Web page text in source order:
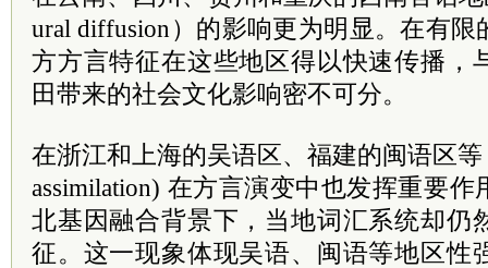
ural diffusion）的影响更为明显。在有
方方言特征在这些地区得以快速传播，
田带来的社会文化影响密不可分。
在浙江和上海的吴语区、福建的闽语区等
assimilation) 在方言演变中也发挥重要
北基因融合背景下，当地词汇系统却仍
征。这一现象体现吴语、闽语等地区性